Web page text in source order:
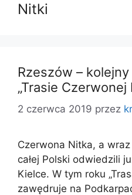
Nitki
Rzeszów –
„Trasie Czerwonej
2 czerwca 2019 przez
Czerwona Nitka, a
całej Polski odwiedzili
Kielce. W tym roku
zawędruje na